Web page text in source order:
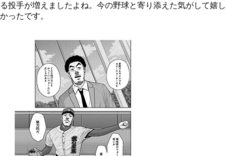
る投手が増えましたよね。今の野球と寄り添えた気がして嬉し
かったです。